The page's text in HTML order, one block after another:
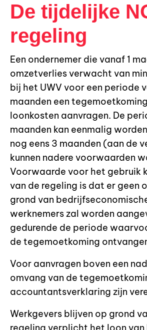
De tijdelijke
regeling
Een ondernemer die vanaf 1
omzetverlies verwacht van
bij het UWV voor een periode
maanden een
loonkosten aanvragen. De
maanden kan eenmalig
nog eens 3 maanden (aan de
kunnen nadere voorwaarden
Voorwaarde voor het gebruik
van de regeling is dat er geen
grond van
werknemers zal worden
gedurende de periode
de tegemoetkoming
Voor aanvragen boven een
omvang van de
accountantsverklaring zijn
Werkgevers blijven op grond